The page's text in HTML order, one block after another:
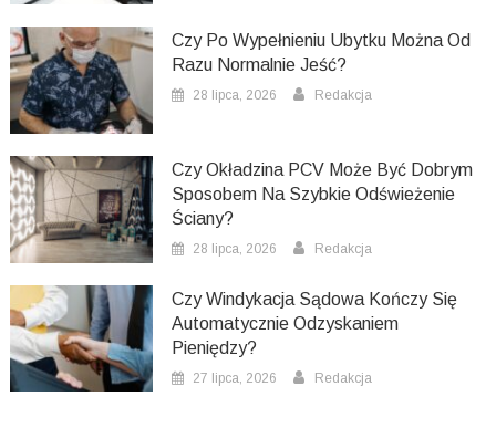
Czy Po Wypełnieniu Ubytku Można Od
Razu Normalnie Jeść?
28 lipca, 2026 Redakcja
Czy Okładzina PCV Może Być Dobrym
Sposobem Na Szybkie Odświeżenie
Ściany?
28 lipca, 2026 Redakcja
Czy Windykacja Sądowa Kończy Się
Automatycznie Odzyskaniem
Pieniędzy?
27 lipca, 2026 Redakcja